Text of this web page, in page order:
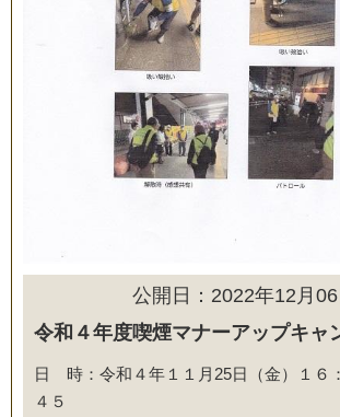
公開日：2022年12月06
令和４年度喫煙マナーアップキャ
日 時：令和４年１１月25日（金）１６
４５